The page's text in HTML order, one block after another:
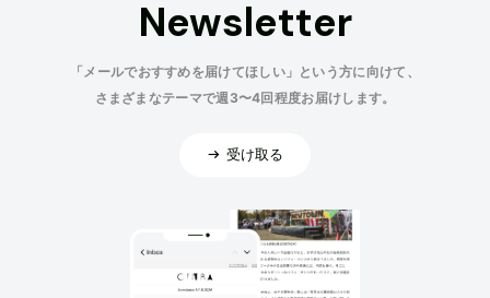
Newsletter
「メールでおすすめを届けてほしい」という方に向けて、
さまざまなテーマで週3〜4回程度お届けします。
受け取る